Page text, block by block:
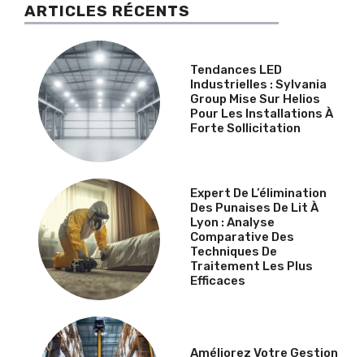
ARTICLES RÉCENTS
Tendances LED
Industrielles : Sylvania
Group Mise Sur Helios
Pour Les Installations À
Forte Sollicitation
Expert De L’élimination
Des Punaises De Lit À
Lyon : Analyse
Comparative Des
Techniques De
Traitement Les Plus
Efficaces
Améliorez Votre Gestion